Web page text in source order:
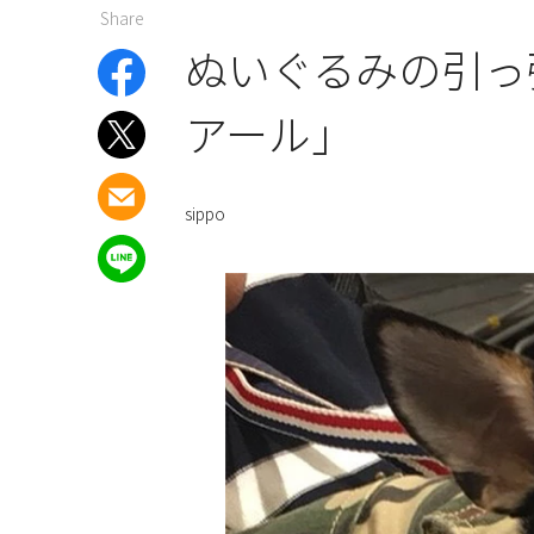
Share
ぬいぐるみの引
アール」
sippo